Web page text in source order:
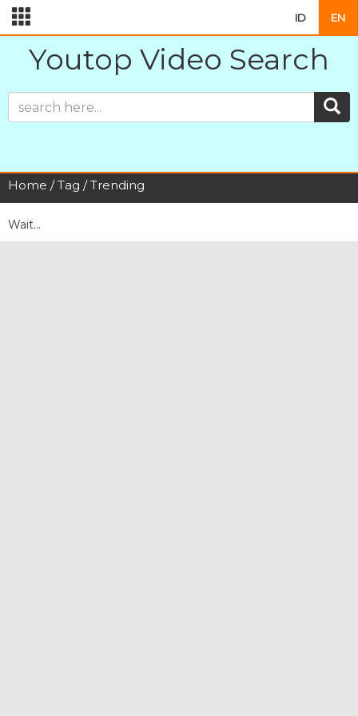
ID EN
Youtop Video Search
Home /Tag / Trending
Wait...